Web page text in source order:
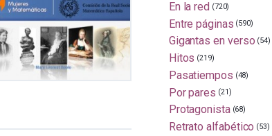
En la red (720)
Entre páginas (590)
Gigantas en verso (54)
Hitos (219)
Pasatiempos (48)
Por pares (21)
Protagonista (68)
Retrato alfabético (53)